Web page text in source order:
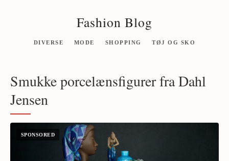
Fashion Blog
DIVERSE MODE SHOPPING TØJ OG SKO
Smukke porcelænsfigurer fra Dahl
Jensen